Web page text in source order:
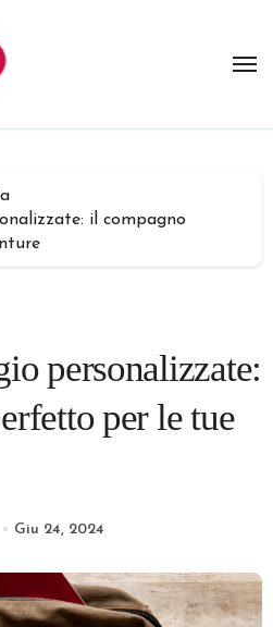
il compagno
personalizzate:
per le tue
Giu 24, 2024